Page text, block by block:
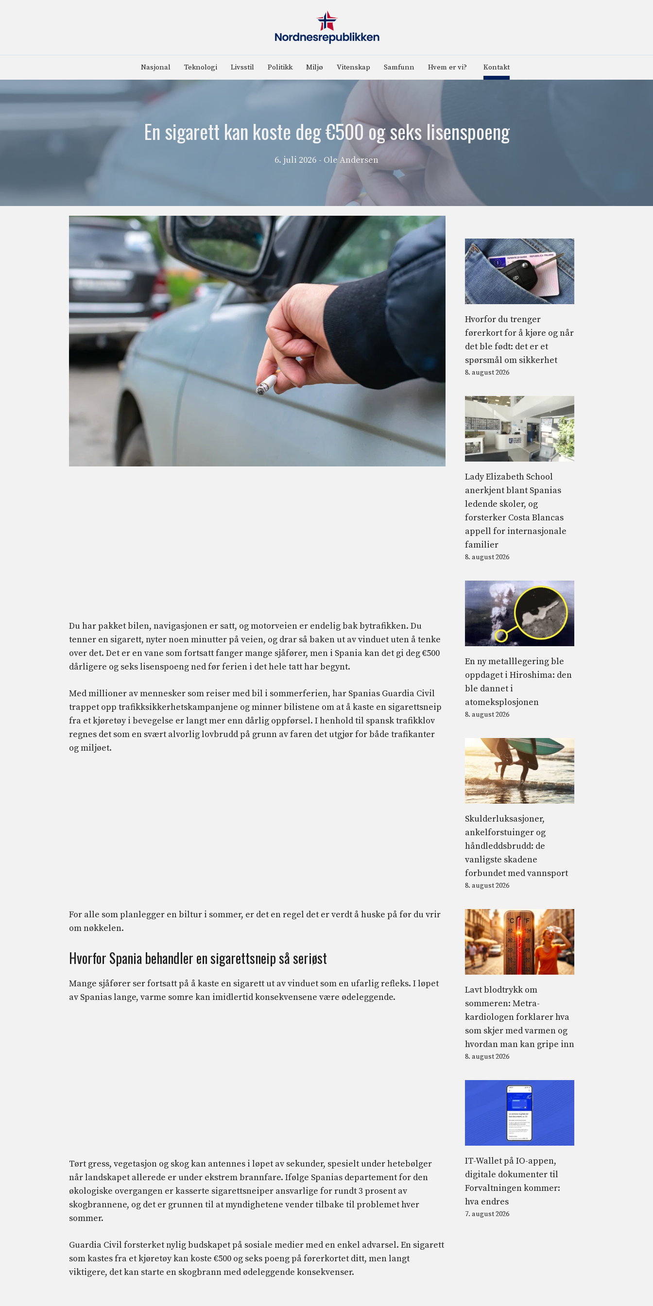
Nasjonal Teknologi Livsstil Politikk Miljø Vitenskap Samfunn Hvem er vi? Kontakt
En sigarett kan koste deg €500 og seks lisenspoeng
6. juli 2026 - Ole Andersen
Du har pakket bilen, navigasjonen er satt, og motorveien er endelig bak bytrafikken. Du
tenner en sigarett, nyter noen minutter på veien, og drar så baken ut av vinduet uten å tenke
over det. Det er en vane som fortsatt fanger mange sjåfører, men i Spania kan det gi deg €500
dårligere og seks lisenspoeng ned før ferien i det hele tatt har begynt.
Med millioner av mennesker som reiser med bil i sommerferien, har Spanias Guardia Civil
trappet opp trafikksikkerhetskampanjene og minner bilistene om at å kaste en sigarettsneip
fra et kjøretøy i bevegelse er langt mer enn dårlig oppførsel. I henhold til spansk trafikklov
regnes det som en svært alvorlig lovbrudd på grunn av faren det utgjør for både trafikanter
og miljøet.
For alle som planlegger en biltur i sommer, er det en regel det er verdt å huske på før du vrir
om nøkkelen.
Hvorfor Spania behandler en sigarettsneip så seriøst
Mange sjåfører ser fortsatt på å kaste en sigarett ut av vinduet som en ufarlig refleks. I løpet
av Spanias lange, varme somre kan imidlertid konsekvensene være ødeleggende.
Tørt gress, vegetasjon og skog kan antennes i løpet av sekunder, spesielt under hetebølger
når landskapet allerede er under ekstrem brannfare. Ifølge Spanias departement for den
økologiske overgangen er kasserte sigarettsneiper ansvarlige for rundt 3 prosent av
skogbrannene, og det er grunnen til at myndighetene vender tilbake til problemet hver
sommer.
Guardia Civil forsterket nylig budskapet på sosiale medier med en enkel advarsel. En sigarett
som kastes fra et kjøretøy kan koste €500 og seks poeng på førerkortet ditt, men langt
viktigere, det kan starte en skogbrann med ødeleggende konsekvenser.
Hvorfor du trenger
førerkort for å kjøre og når
det ble født: det er et
spørsmål om sikkerhet
8. august 2026
Lady Elizabeth School
anerkjent blant Spanias
ledende skoler, og
forsterker Costa Blancas
appell for internasjonale
familier
8. august 2026
En ny metalllegering ble
oppdaget i Hiroshima: den
ble dannet i
atomeksplosjonen
8. august 2026
Skulderluksasjoner,
ankelforstuinger og
håndleddsbrudd: de
vanligste skadene
forbundet med vannsport
8. august 2026
Lavt blodtrykk om
sommeren: Metra-
kardiologen forklarer hva
som skjer med varmen og
hvordan man kan gripe inn
8. august 2026
IT-Wallet på IO-appen,
digitale dokumenter til
Forvaltningen kommer:
hva endres
7. august 2026